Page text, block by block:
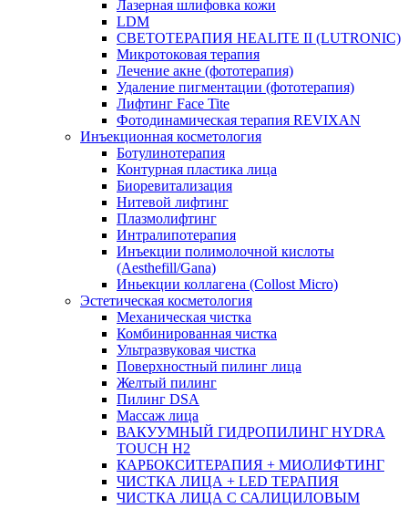
Лазерная шлифовка кожи
LDM
СВЕТОТЕРАПИЯ HEALITE II (LUTRONIC)
Микротоковая терапия
Лечение акне (фототерапия)
Удаление пигментации (фототерапия)
Лифтинг Face Tite
Фотодинамическая терапия REVIXAN
Инъекционная косметология
Ботулинотерапия
Контурная пластика лица
Биоревитализация
Нитевой лифтинг
Плазмолифтинг
Интралипотерапия
Инъекции полимолочной кислоты
(Aesthefill/Gana)
Иньекции коллагена (Collost Micro)
Эстетическая косметология
Механическая чистка
Комбинированная чистка
Ультразвуковая чистка
Поверхностный пилинг лица
Желтый пилинг
Пилинг DSA
Массаж лица
ВАКУУМНЫЙ ГИДРОПИЛИНГ HYDRA
TOUCH H2
КАРБОКСИТЕРАПИЯ + МИОЛИФТИНГ
ЧИСТКА ЛИЦА + LED ТЕРАПИЯ
ЧИСТКА ЛИЦА С САЛИЦИЛОВЫМ